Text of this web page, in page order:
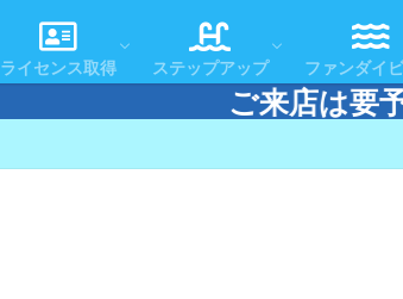
ライセンス取得
スノーケリング＆スキンダイビング
ステップアップ
リフレッシュコース
アドバンスドOWコース
スペシャルティコース
レスキューダイバーコース
エマージェンシー・ファース
マスタースクーバダイバー
ダイブマスターコース
テクニカルダイビング
ファンダイ
おすすめツ
アフターダ
ツアースケ
ダイビン
ダイビン
ご来店は要予約と
コースの流れ
よくある質問
お客様の声
体験ダイビング
スノーケリング＆スキンダイビング
認定者一覧 リフレッシュコース
アドバンスドOWコース
スペシャルティコース
レスキューダイバーコース
エマージェンシー・ファース
マスタースクーバダイバー
ダイブマスターコース
テクニカルダイビング おすすめツ
アフターダ
ツアースケ
ダイビン
ダイビング